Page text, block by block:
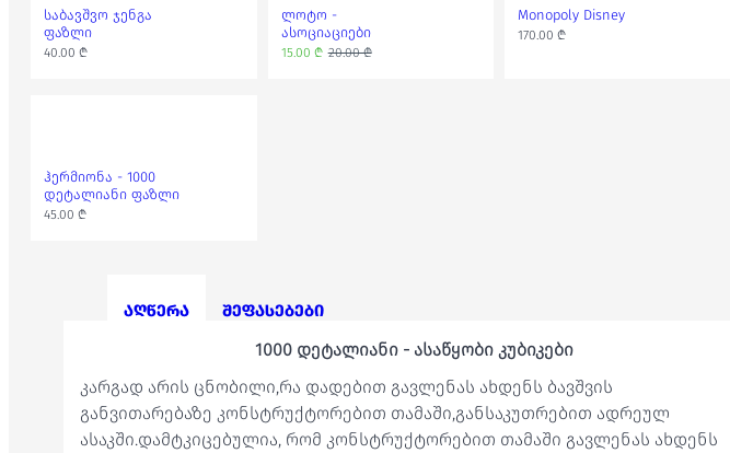
საბავშვო ჯენგა
ფაზლი
40.00 ₾
ლოტო -
ასოციაციები
15.00 ₾ 20.00 ₾
Monopoly Disney
170.00 ₾
ჰერმიონა - 1000
დეტალიანი ფაზლი
45.00 ₾
აღწერა შეფასებები
1000 დეტალიანი - ასაწყობი კუბიკები
კარგად არის ცნობილი,რა დადებით გავლენას ახდენს ბავშვის
განვითარებაზე კონსტრუქტორებით თამაში,განსაკუთრებით ადრეულ
ასაკში.დამტკიცებულია, რომ კონსტრუქტორებით თამაში გავლენას ახდენს